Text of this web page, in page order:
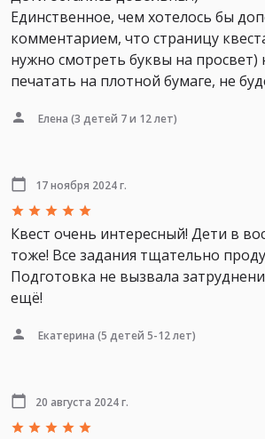
Единственное, чем хотелось бы
комментарием, что страницу
нужно смотреть буквы на просвет)
печатать на плотной бумаге, не
Елена (3 детей 7 и 12 лет)
17 ноября 2024 г.
Квест очень интересный! Дети в
тоже! Все задания тщательно
Подготовка не вызвала
ещё!
Екатерина (5 детей 5-12 лет)
20 августа 2024 г.